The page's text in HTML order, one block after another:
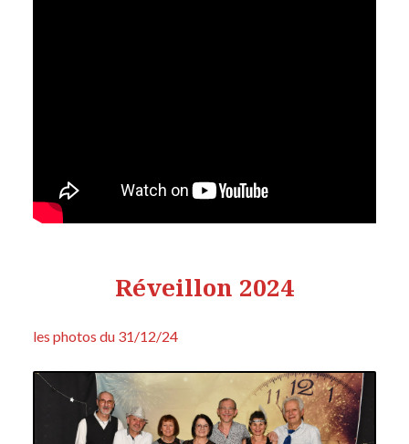
Réveillon 2024
les photos du 31/12/24